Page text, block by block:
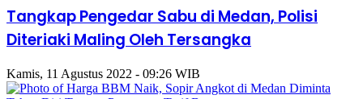
Tangkap Pengedar Sabu di Medan, Polisi
Diteriaki Maling Oleh Tersangka
Kamis, 11 Agustus 2022 - 09:26 WIB